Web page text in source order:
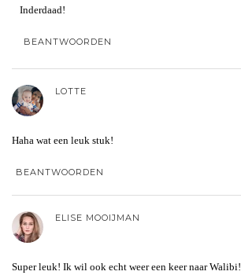
Inderdaad!
BEANTWOORDEN
LOTTE
Haha wat een leuk stuk!
BEANTWOORDEN
ELISE MOOIJMAN
Super leuk! Ik wil ook echt weer een keer naar Walibi!